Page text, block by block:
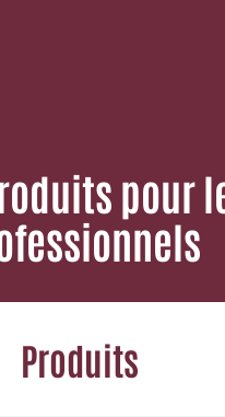
pour
Produits